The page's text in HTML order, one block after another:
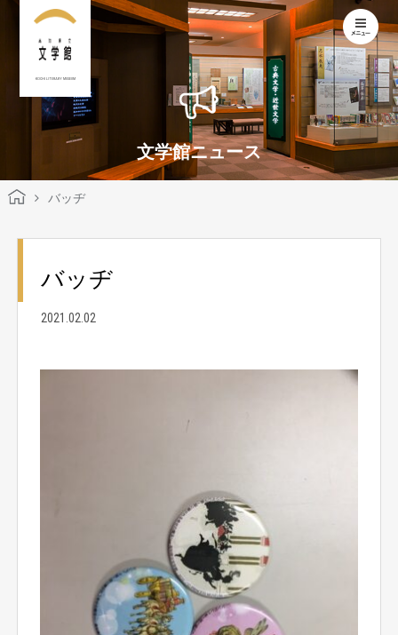
KOCHI LITERARY MUSEUM
文学館ニュース
バッヂ
バッヂ
2021.02.02